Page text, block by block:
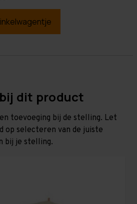
dit product
toevoeging bij de stelling. Let
op selecteren van de juiste
bij je stelling.